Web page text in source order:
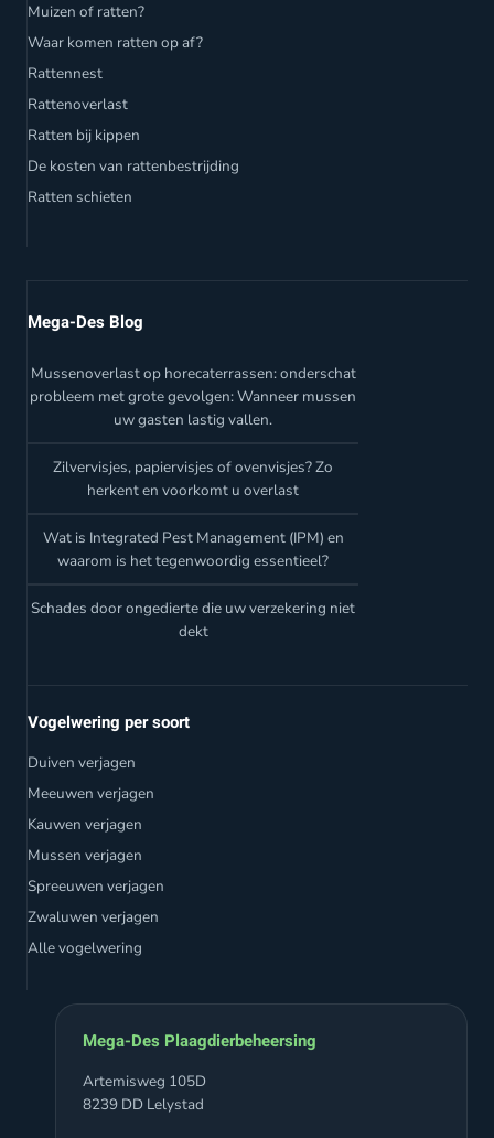
Muizen of ratten?
Waar komen ratten op af?
Rattennest
Rattenoverlast
Ratten bij kippen
De kosten van rattenbestrijding
Ratten schieten
Mega-Des Blog
Mussenoverlast op horecaterrassen: onderschat
probleem met grote gevolgen: Wanneer mussen
uw gasten lastig vallen.
Zilvervisjes, papiervisjes of ovenvisjes? Zo
herkent en voorkomt u overlast
Wat is Integrated Pest Management (IPM) en
waarom is het tegenwoordig essentieel?
Schades door ongedierte die uw verzekering niet
dekt
Vogelwering per soort
Duiven verjagen
Meeuwen verjagen
Kauwen verjagen
Mussen verjagen
Spreeuwen verjagen
Zwaluwen verjagen
Alle vogelwering
Mega-Des Plaagdierbeheersing
Artemisweg 105D
8239 DD Lelystad